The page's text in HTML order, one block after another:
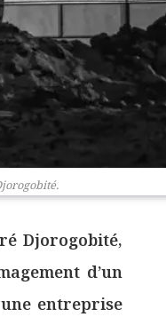
Djorogobité,
d’un
entreprise